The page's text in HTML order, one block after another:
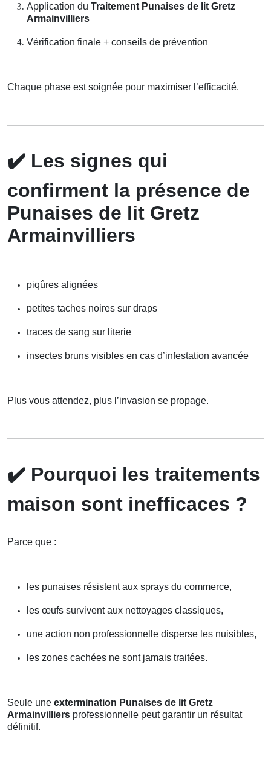
Application du Traitement Punaises de lit Gretz
Armainvilliers
Vérification finale + conseils de prévention
Chaque phase est soignée pour maximiser l’efficacité.
✔️ Les signes qui
confirment la présence de
Punaises de lit Gretz
Armainvilliers
piqûres alignées
petites taches noires sur draps
traces de sang sur literie
insectes bruns visibles en cas d’infestation avancée
Plus vous attendez, plus l’invasion se propage.
✔️ Pourquoi les traitements
maison sont inefficaces ?
Parce que :
les punaises résistent aux sprays du commerce,
les œufs survivent aux nettoyages classiques,
une action non professionnelle disperse les nuisibles,
les zones cachées ne sont jamais traitées.
Seule une extermination Punaises de lit Gretz
Armainvilliers professionnelle peut garantir un résultat
définitif.